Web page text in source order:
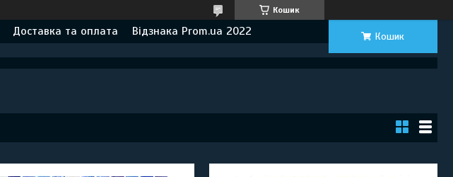
Кошик
Доставка та оплата Відзнака Prom.ua 2022 Кошик